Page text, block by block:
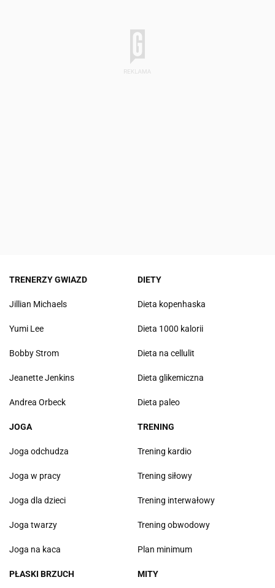
TRENERZY GWIAZD
Jillian Michaels
Yumi Lee
Bobby Strom
Jeanette Jenkins
Andrea Orbeck
DIETY
Dieta kopenhaska
Dieta 1000 kalorii
Dieta na cellulit
Dieta glikemiczna
Dieta paleo
JOGA
Joga odchudza
Joga w pracy
Joga dla dzieci
Joga twarzy
Joga na kaca
TRENING
Trening kardio
Trening siłowy
Trening interwałowy
Trening obwodowy
Plan minimum
PŁASKI BRZUCH MITY